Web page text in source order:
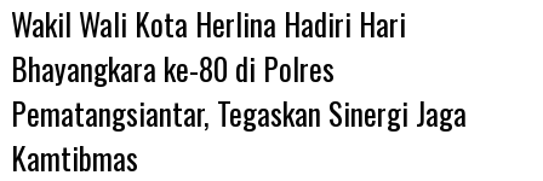
Wakil Wali Kota Herlina Hadiri Hari
Bhayangkara ke-80 di Polres
Pematangsiantar, Tegaskan Sinergi Jaga
Kamtibmas